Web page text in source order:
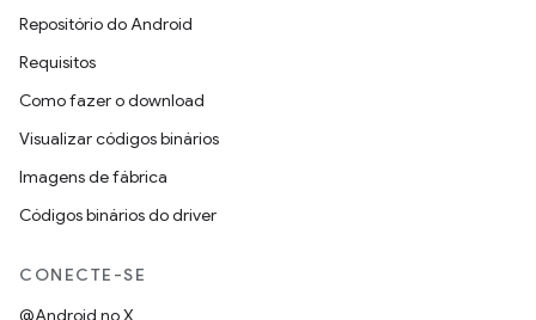
Repositório do Android
Requisitos
Como fazer o download
Visualizar códigos binários
Imagens de fábrica
Códigos binários do driver
CONECTE-SE
@Android no X